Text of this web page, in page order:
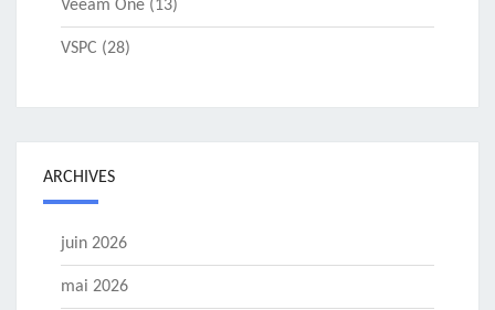
Veeam One (13)
VSPC (28)
ARCHIVES
juin 2026
mai 2026